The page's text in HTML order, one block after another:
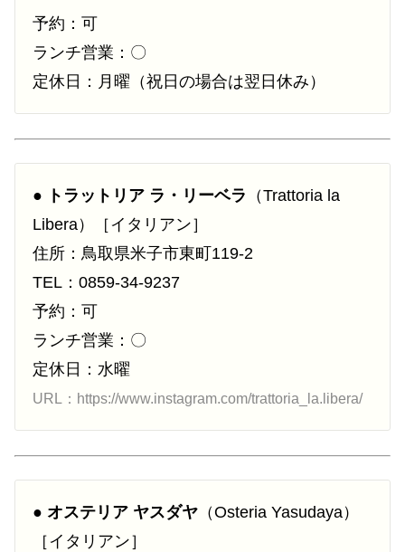
予約：可
ランチ営業：〇
定休日：月曜（祝日の場合は翌日休み）
● トラットリア ラ・リーベラ （Trattoria la
Libera）［イタリアン］
住所：鳥取県米子市東町119-2
TEL：0859-34-9237
予約：可
ランチ営業：〇
定休日：水曜
URL：https://www.instagram.com/trattoria_la.libera/
● オステリア ヤスダヤ （Osteria Yasudaya）
［イタリアン］